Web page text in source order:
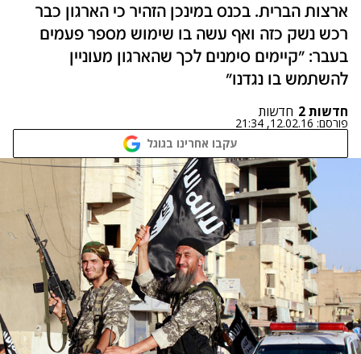
ארצות הברית. בכנס במינכן הזהיר כי הארגון כבר
רכש נשק כזה ואף עשה בו שימוש מספר פעמים
בעבר: "קיימים סימנים לכך שהארגון מעוניין
להשתמש בו נגדנו"
חדשות 2 חדשות
פורסם: 12.02.16, 21:34
עקבו אחרינו בגוגל